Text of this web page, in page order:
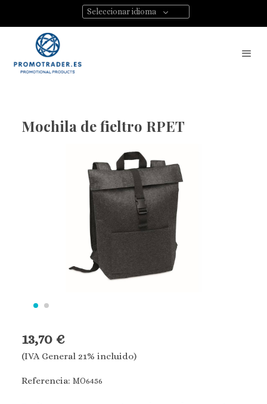
Seleccionar idioma
Mochila de fieltro RPET
13,70 €
(IVA General 21% incluido)
Referencia: MO6456